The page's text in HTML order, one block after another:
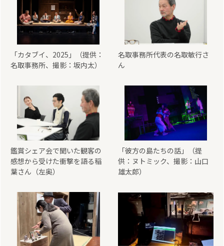
「カタブイ、2025」（提供：
名取事務所、撮影：坂内太）
名取事務所代表の名取敏行さ
ん
鑑賞シェア会で聞いた観客の
感想から受けた衝撃を語る稲
葉さん（左奥）
「彼方の島たちの話」（提
供：ヌトミック、撮影：山口
雄太郎）